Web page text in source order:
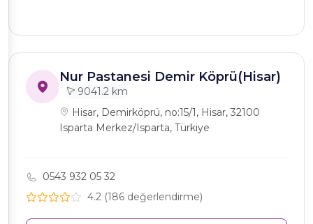
Nur Pastanesi Demir Köprü(Hisar)
9041.2 km
Hisar, Demirköprü, no:15/1, Hisar, 32100
Isparta Merkez/Isparta, Türkiye
0543 932 05 32
4.2 (186 değerlendirme)